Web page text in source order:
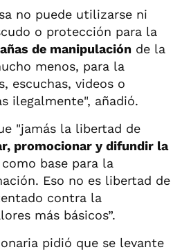
no puede utilizarse ni
o protección para la
de manipulación de la
menos, para la
escuchas, videos o
ilegalmente", añadió.
"jamás la libertad de
promocionar y difundir la
como base para la
Eso no es libertad de
contra la
más básicos”.
pidió que se levante